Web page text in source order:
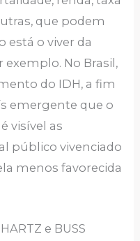
que podem
está o viver da
No Brasil,
do IDH, a fim
emergente que o
visível as
público vivenciado
menos favorecida
e BUSS